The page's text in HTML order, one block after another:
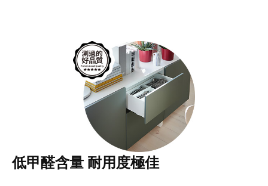
低甲醛含量 耐用度極佳